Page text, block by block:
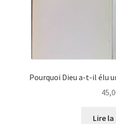
Pourquoi Dieu a-t-il élu
Lire